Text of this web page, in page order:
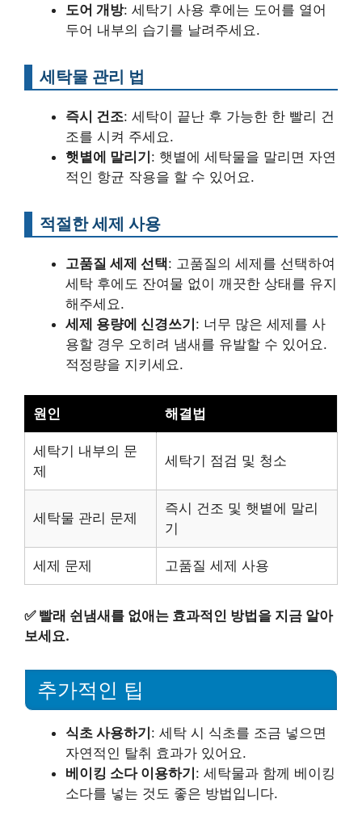
도어 개방: 세탁기 사용 후에는 도어를 열어
두어 내부의 습기를 날려주세요.
세탁물 관리 법
즉시 건조: 세탁이 끝난 후 가능한 한 빨리 건
조를 시켜 주세요.
햇볕에 말리기: 햇볕에 세탁물을 말리면 자연
적인 항균 작용을 할 수 있어요.
적절한 세제 사용
고품질 세제 선택: 고품질의 세제를 선택하여
세탁 후에도 잔여물 없이 깨끗한 상태를 유지
해주세요.
세제 용량에 신경쓰기: 너무 많은 세제를 사
용할 경우 오히려 냄새를 유발할 수 있어요.
적정량을 지키세요.
원인 해결법
세탁기 내부의 문
제
세탁기 점검 및 청소
세탁물 관리 문제
즉시 건조 및 햇볕에 말리
기
세제 문제 고품질 세제 사용
✅ 빨래 쉰냄새를 없애는 효과적인 방법을 지금 알아
보세요.
추가적인 팁
식초 사용하기 : 세탁 시 식초를 조금 넣으면
자연적인 탈취 효과가 있어요.
베이킹 소다 이용하기 : 세탁물과 함께 베이킹
소다를 넣는 것도 좋은 방법입니다.